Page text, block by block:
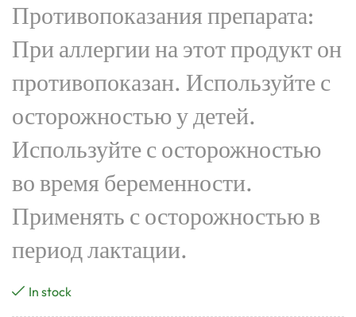
Противопоказания препарата:
При аллергии на этот продукт он
противопоказан. Используйте с
осторожностью у детей.
Используйте с осторожностью
во время беременности.
Применять с осторожностью в
период лактации.
In stock